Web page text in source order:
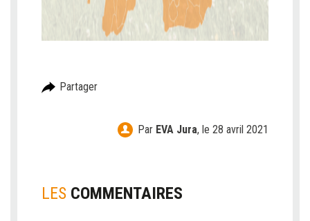
Partager
Par EVA Jura, le 28 avril 2021
LES COMMENTAIRES